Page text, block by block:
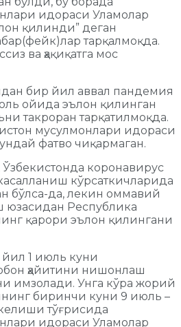
идораси Уламолар
қилинди” деган
тарқалмоқда.
ва ҳақиқатга мос
бир йил аввал пандемия
ойида эълон қилинган
такроран тарқатилмоқда.
мусулмонлари идораси
фатво чиқармаган.
коронавирус
кўрсаткичларида
бўлса-да, лекин оммавий
юзасидан Республика
қарори эълон қилингани
1 июль куни
ҳайитини нишонлаш
имзолади. Унга кўра жорий
биринчи куни 9 июль –
тўғрисида
идораси Уламолар